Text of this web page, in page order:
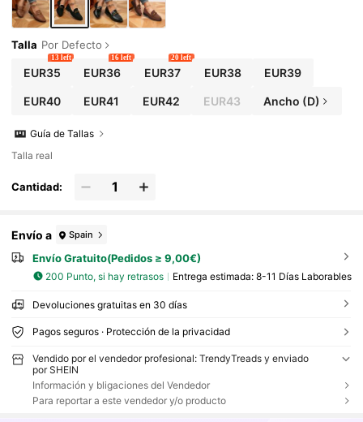
Talla Por Defecto
EUR35
13 left
EUR36
16 left
EUR37
20 left
EUR38 EUR39
EUR40 EUR41 EUR42 EUR43 Ancho (D)
Guía de Tallas
Talla real
Cantidad:
Envío a Spain
Envío Gratuito(Pedidos ≥ 9,00€)
200 Punto, si hay retrasos Entrega estimada: 8-11 Días Laborables
Devoluciones gratuitas en 30 días
Pagos seguros · Protección de la privacidad
Vendido por el vendedor profesional: TrendyTreads y enviado
por SHEIN
Información y bligaciones del Vendedor
Para reportar a este vendedor y/o producto